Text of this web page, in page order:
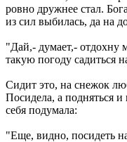
ровно дружнее стал.
из сил выбилась, да на
"Дай,- думает,- отдохну
такую погоду садиться
Сидит это, на снежок
Посидела, а подняться
себя подумала:
"Еще, видно, посидеть